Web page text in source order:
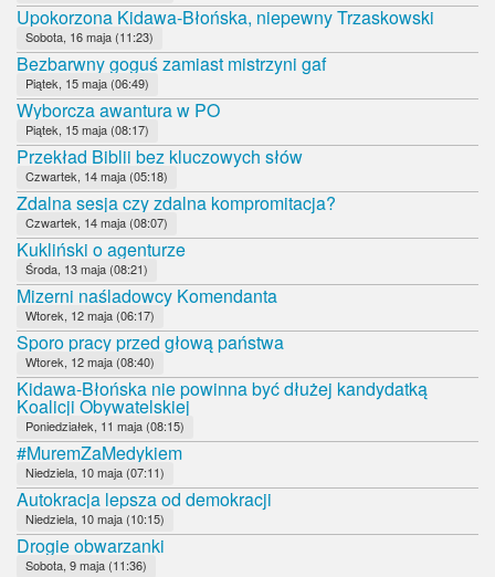
Upokorzona Kidawa-Błońska, niepewny Trzaskowski
Sobota, 16 maja (11:23)
Bezbarwny goguś zamiast mistrzyni gaf
Piątek, 15 maja (06:49)
Wyborcza awantura w PO
Piątek, 15 maja (08:17)
Przekład Biblii bez kluczowych słów
Czwartek, 14 maja (05:18)
Zdalna sesja czy zdalna kompromitacja?
Czwartek, 14 maja (08:07)
Kukliński o agenturze
Środa, 13 maja (08:21)
Mizerni naśladowcy Komendanta
Wtorek, 12 maja (06:17)
Sporo pracy przed głową państwa
Wtorek, 12 maja (08:40)
Kidawa-Błońska nie powinna być dłużej kandydatką
Koalicji Obywatelskiej
Poniedziałek, 11 maja (08:15)
#MuremZaMedykiem
Niedziela, 10 maja (07:11)
Autokracja lepsza od demokracji
Niedziela, 10 maja (10:15)
Drogie obwarzanki
Sobota, 9 maja (11:36)